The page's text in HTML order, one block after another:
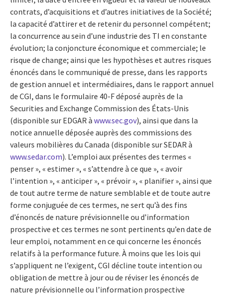
contrats, d’acquisitions et d’autres initiatives de la Société;
la capacité d’attirer et de retenir du personnel compétent;
la concurrence au sein d’une industrie des TI en constante
évolution; la conjoncture économique et commerciale; le
risque de change; ainsi que les hypothèses et autres risques
énoncés dans le communiqué de presse, dans les rapports
de gestion annuel et intermédiaires, dans le rapport annuel
de CGI, dans le formulaire 40-F déposé auprès de la
Securities and Exchange Commission des États-Unis
(disponible sur EDGAR à www.sec.gov), ainsi que dans la
notice annuelle déposée auprès des commissions des
valeurs mobilières du Canada (disponible sur SEDAR à
www.sedar.com). L’emploi aux présentes des termes «
penser », « estimer », « s’attendre à ce que », « avoir
l’intention », « anticiper », « prévoir », « planifier », ainsi que
de tout autre terme de nature semblable et de toute autre
forme conjuguée de ces termes, ne sert qu’à des fins
d’énoncés de nature prévisionnelle ou d’information
prospective et ces termes ne sont pertinents qu’en date de
leur emploi, notamment en ce qui concerne les énoncés
relatifs à la performance future. À moins que les lois qui
s’appliquent ne l’exigent, CGI décline toute intention ou
obligation de mettre à jour ou de réviser les énoncés de
nature prévisionnelle ou l’information prospective